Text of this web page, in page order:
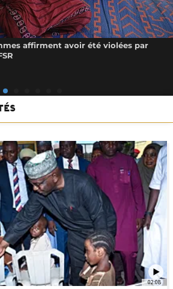
affirment avoir été violées par
02:08